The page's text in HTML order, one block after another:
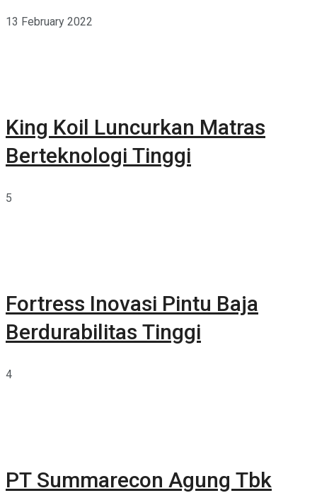
13 February 2022
King Koil Luncurkan Matras
Berteknologi Tinggi
5
Fortress Inovasi Pintu Baja
Berdurabilitas Tinggi
4
PT Summarecon Agung Tbk